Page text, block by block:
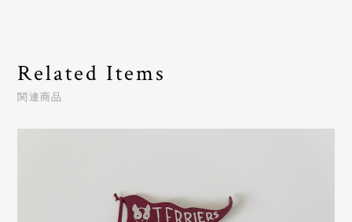
Related Items
関連商品